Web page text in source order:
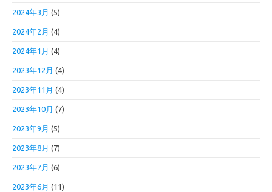
2024年3月 (5)
2024年2月 (4)
2024年1月 (4)
2023年12月 (4)
2023年11月 (4)
2023年10月 (7)
2023年9月 (5)
2023年8月 (7)
2023年7月 (6)
2023年6月 (11)